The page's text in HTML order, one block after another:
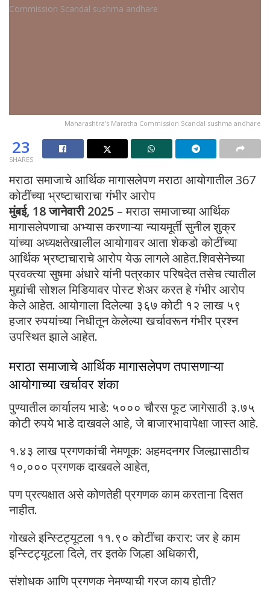
Maharashtra's Maratha Commission Scandal sushma andhare
23
SHARES
मराठा समाजाचे आर्थिक मागासलेपण मराठा आयोगातील 367
कोटींच्या भ्रष्टाचाराचा गंभीर आरोप
मुंबई, 18 जानेवारी 2025 – मराठा समाजाच्या आर्थिक
मागासलेपणाचा अभ्यास करणाऱ्या न्यायमूर्ती सुनील शुक्र
यांच्या अध्यक्षतेखालील आयोगावर आता शेकडो कोटींच्या
आर्थिक भ्रष्टाचाराचे आरोप येऊ लागले आहेत.शिवसेनेच्या
प्रवक्त्या सुषमा अंधारे यांनी पत्रकार परिषदेत तसेच त्यातील
मुद्यांची सोशल मिडियावर पोस्ट शेअर करत हे गंभीर आरोप
केले आहेत. आयोगाला दिलेल्या ३६७ कोटी १२ लाख ५९
हजार रुपयांच्या निधीतून केलेल्या खर्चावरून गंभीर प्रश्न
उपस्थित झाले आहेत.
मराठा समाजाचे आर्थिक मागासलेपण तपासणाऱ्या
आयोगाच्या खर्चावर शंका
पुण्यातील कार्यालय भाडे: ५००० चौरस फूट जागेसाठी ३.७५
कोटी रुपये भाडे दाखवले आहे, जे बाजारभावापेक्षा जास्त आहे.
१.४३ लाख प्रगणकांची नेमणूक: अहमदनगर जिल्ह्यासाठीच
१०,००० प्रगणक दाखवले आहेत,
पण प्रत्यक्षात असे कोणतेही प्रगणक काम करताना दिसत
नाहीत.
गोखले इन्स्टिट्यूटला ११.९० कोटींचा करार: जर हे काम
इन्स्टिट्यूटला दिले, तर इतके जिल्हा अधिकारी,
संशोधक आणि प्रगणक नेमण्याची गरज काय होती?